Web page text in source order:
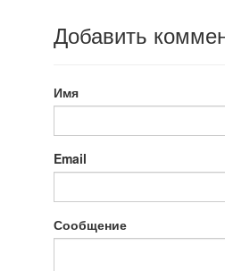
Добавить
Имя
Email
Сообщение